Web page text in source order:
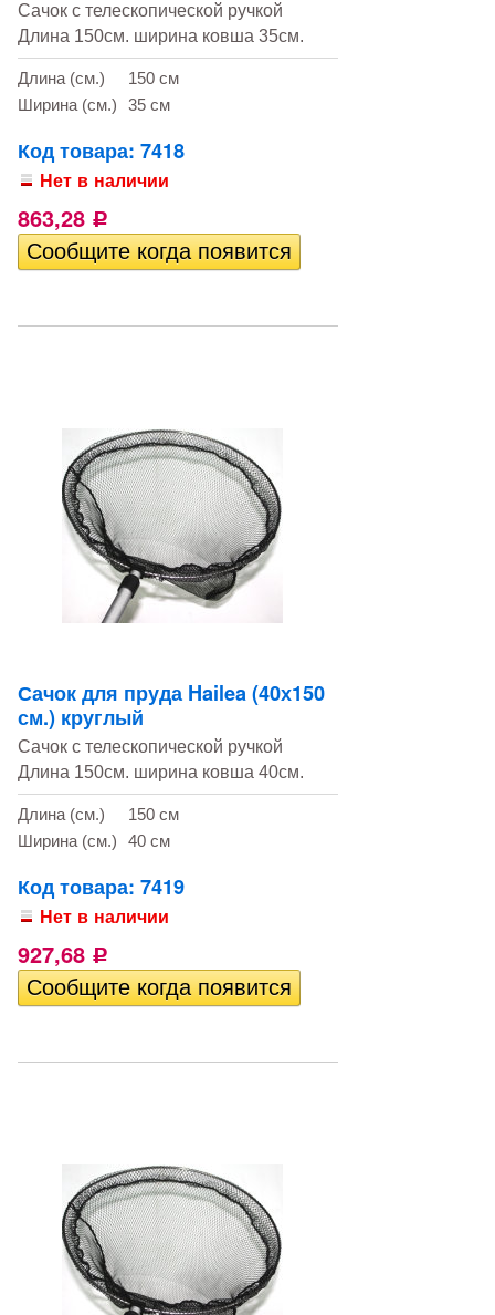
Сачок с телескопической ручкой
Длина 150см. ширина ковша 35см.
Длина (см.)
150 см
Ширина (см.)
35 см
Код товара: 7418
Нет в наличии
863,28 Р
Сачок для пруда Hailea (40х150
см.) круглый
Сачок с телескопической ручкой
Длина 150см. ширина ковша 40см.
Длина (см.)
150 см
Ширина (см.)
40 см
Код товара: 7419
Нет в наличии
927,68 Р